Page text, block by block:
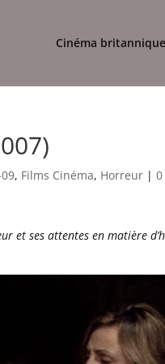
Cinéma britannique
, Films Cinéma, Horreur |
et ses attentes en matière